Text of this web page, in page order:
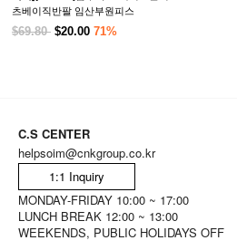
츠베이직반팔 임산부원피스
$69.80 $20.00 71%
C.S CENTER
helpsoim@cnkgroup.co.kr
1:1 Inquiry
MONDAY-FRIDAY 10:00 ~ 17:00
LUNCH BREAK 12:00 ~ 13:00
WEEKENDS, PUBLIC HOLIDAYS OFF